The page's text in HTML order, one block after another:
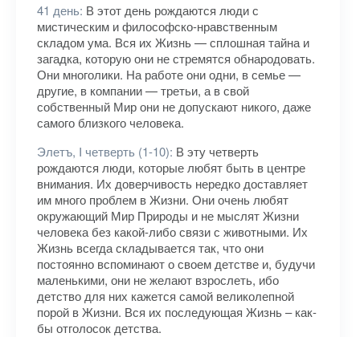
41 день: В этот день рождаются люди с
мистическим и философско-нравственным
складом ума. Вся их Жизнь — сплошная тайна и
загадка, которую они не стремятся обнародовать.
Они многолики. На работе они одни, в семье —
другие, в компании — третьи, а в свой
собственный Мир они не допускают никого, даже
самого близкого человека.
Элетъ, I четверть (1-10): В эту четверть
рождаются люди, которые любят быть в центре
внимания. Их доверчивость нередко доставляет
им много проблем в Жизни. Они очень любят
окружающий Мир Природы и не мыслят Жизни
человека без какой-либо связи с животными. Их
Жизнь всегда складывается так, что они
постоянно вспоминают о своем детстве и, будучи
маленькими, они не желают взрослеть, ибо
детство для них кажется самой великолепной
порой в Жизни. Вся их последующая Жизнь – как-
бы отголосок детства.